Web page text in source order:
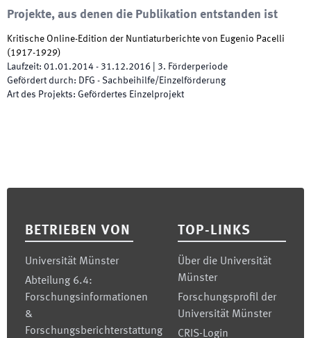
Projekte, aus denen die Publikation entstanden ist
Kritische Online-Edition der Nuntiaturberichte von Eugenio Pacelli
(1917-1929)
Laufzeit: 01.01.2014 - 31.12.2016 3. Förderperiode
Gefördert durch: DFG - Sachbeihilfe/Einzelförderung
Art des Projekts: Gefördertes Einzelprojekt
BETRIEBEN VON
Universität Münster
Abteilung 6.4:
Forschungsinformationen
&
Forschungsberichterstattung
TOP-LINKS
Über die Universität
Münster
Forschungsprofil der
Universität Münster
CRIS-Login